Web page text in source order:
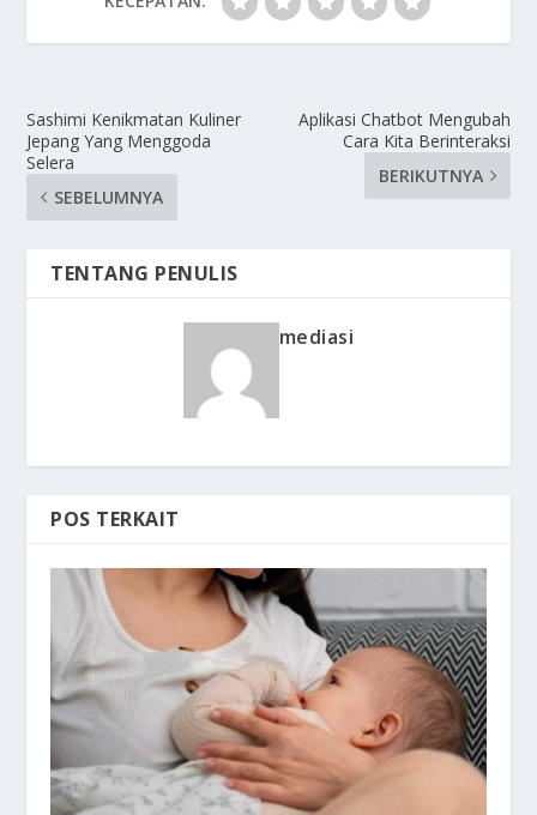
Sashimi Kenikmatan Kuliner
Jepang Yang Menggoda
Selera
SEBELUMNYA
Aplikasi Chatbot Mengubah
Cara Kita Berinteraksi
BERIKUTNYA
TENTANG PENULIS
mediasi
POS TERKAIT